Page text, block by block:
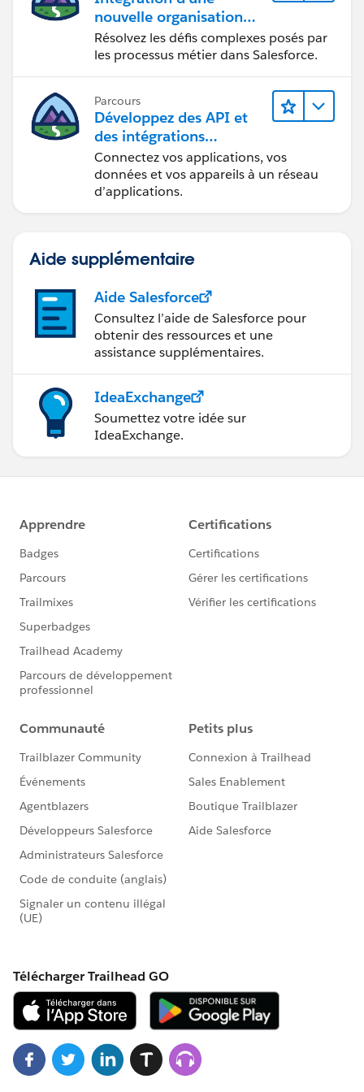
'/services/apexrest/GetContactId';
RestContext.request = req;
RestContext.response = res;
string results =
PersonContactRestEndpoint.getPersonContactId();
Test.stopTest();
}
Could you some one help me on this? Thanks in
advance for the help..
nouvelle organisation
commerciale
Résolvez les défis complexes posés par
les processus métier dans Salesforce.
Parcours
Développez des API et
des intégrations
formidables avec
MuleSoft
Connectez vos applications, vos
données et vos appareils à un réseau
d’applications.
Aide supplémentaire
Aide Salesforce
Consultez l’aide de Salesforce pour
obtenir des ressources et une
assistance supplémentaires.
IdeaExchange
Soumettez votre idée sur
IdeaExchange.